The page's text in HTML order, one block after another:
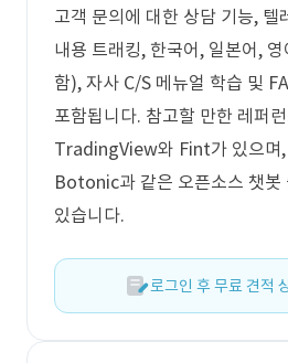
고객 문의에 대한 상담 기능, 텔
내용 트래킹, 한국어, 일본어,
함), 자사 C/S 메뉴얼 학습 및
포함됩니다. 참고할 만한 레퍼
TradingView와 Fint가 있으
Botonic과 같은 오픈소스 챗봇
있습니다.
로그인 후 무료 견적